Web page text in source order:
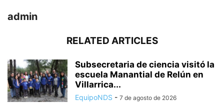
admin
RELATED ARTICLES
Subsecretaria de ciencia visitó la
escuela Manantial de Relún en
Villarrica...
EquipoNDS - 7 de agosto de 2026